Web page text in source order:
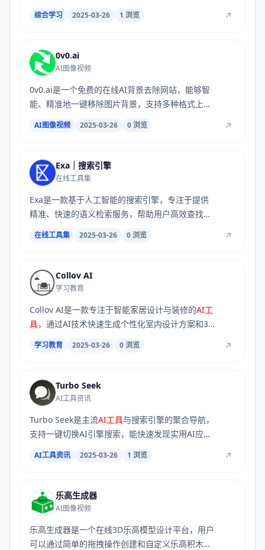
脑...
综合学习 2025-03-26 1 浏览
0v0.ai
AI图像视频
0v0.ai是一个免费的在线AI背景去除网站，能够智
能、精准地一键移除图片背景，支持多种格式上
传，...
AI图像视频 2025-03-26 0 浏览
Exa｜搜索引擎
在线工具集
Exa是一款基于人工智能的搜索引擎，专注于提供
精准、快速的语义检索服务，帮助用户高效查找和
分析...
在线工具集 2025-03-26 0 浏览
Collov AI
学习教育
Collov AI是一款专注于智能家居设计与装修的AI工
具，通过AI技术快速生成个性化室内设计方案和3D
渲...
学习教育 2025-03-26 0 浏览
Turbo Seek
AI工具资讯
Turbo Seek是主流AI工具与搜索引擎的聚合导航，
支持一键切换AI引擎搜索，能快速发现实用AI应
AI工具资讯 2025-03-26 1 浏览
乐高生成器
AI图像视频
乐高生成器是一个在线3D乐高模型设计平台，用户
可以通过简单的拖拽操作创建和自定义乐高积木模